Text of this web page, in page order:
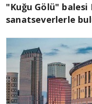
"Kuğu Gölü" balesi
sanatseverlerle